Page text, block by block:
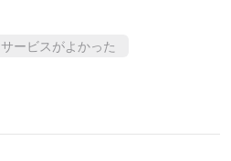
サービスがよかった